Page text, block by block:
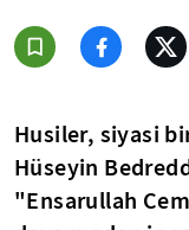
Husiler, siyasi
Hüseyin
"Ensarullah